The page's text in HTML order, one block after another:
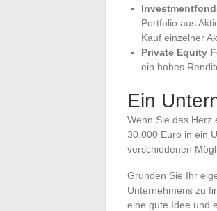
Portfolio aus
Kauf einzelner
Private Equity
ein hohes
Ein
Wenn Sie das Herz
30.000 Euro in ein
verschiedenen
Gründen Sie Ihr
Unternehmens zu
eine gute Idee und